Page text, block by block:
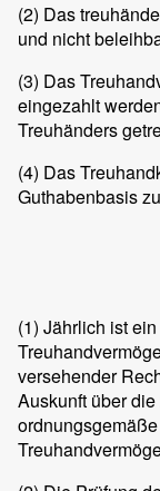
(2) Das
und nicht
(3) Das
eingezahlt
Treuhänders
(4) Das
Guthabenbasis
(1) Jährlich ist
versehender
Auskunft über